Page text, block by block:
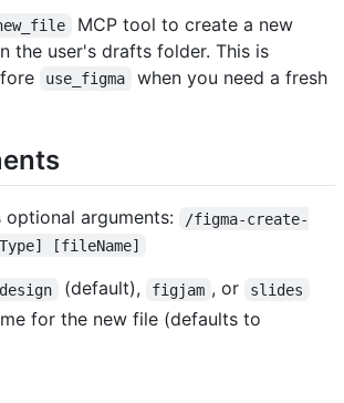
MCP tool to create a new
the user's drafts folder. This is
use_figma
when you need a fresh
arguments:
/figma-create-
[fileName]
design (default), figjam , or slides
for the new file (defaults to